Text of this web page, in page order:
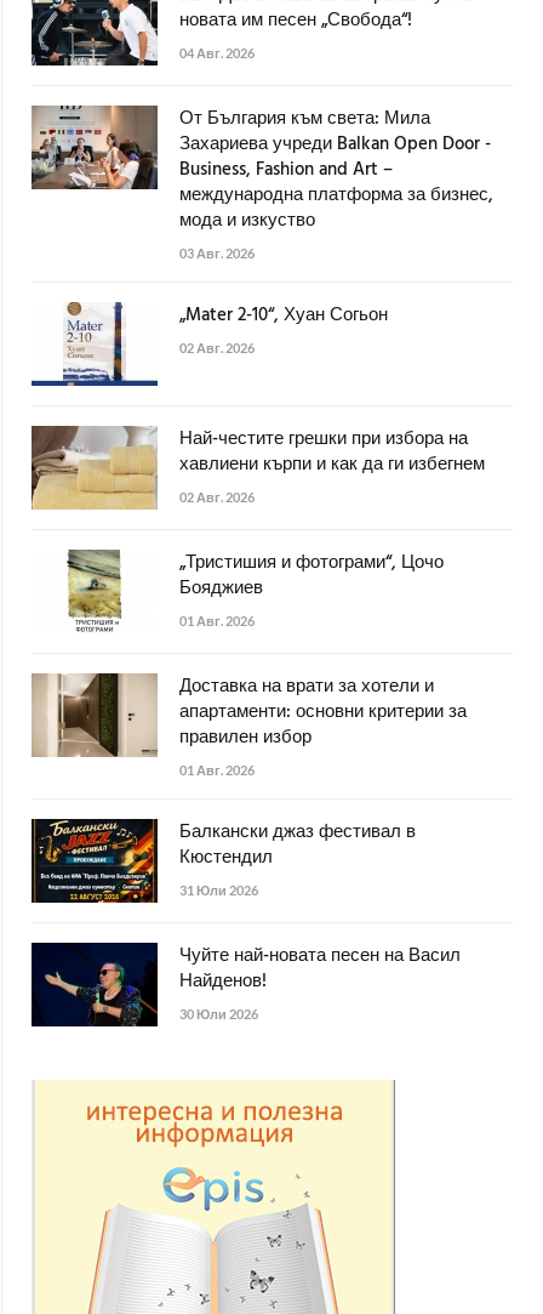
новата им песен „Свобода“!
04 Авг. 2026
От България към света: Мила
Захариева учреди Balkan Open Door -
Business, Fashion and Art –
международна платформа за бизнес,
мода и изкуство
03 Авг. 2026
„Mater 2-10“, Хуан Согьон
02 Авг. 2026
Най-честите грешки при избора на
хавлиени кърпи и как да ги избегнем
02 Авг. 2026
„Тристишия и фотограми“, Цочо
Бояджиев
01 Авг. 2026
Доставка на врати за хотели и
апартаменти: основни критерии за
правилен избор
01 Авг. 2026
Балкански джаз фестивал в
Кюстендил
31 Юли 2026
Чуйте най-новата песен на Васил
Найденов!
30 Юли 2026